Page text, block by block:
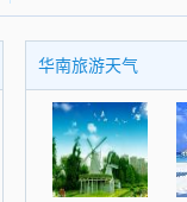
华南旅游天气